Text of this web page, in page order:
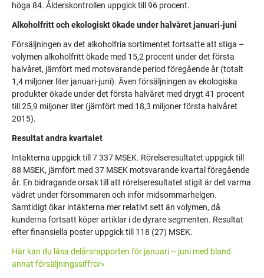
höga 84. Ålderskontrollen uppgick till 96 procent.
Alkoholfritt och ekologiskt ökade under halvåret januari-juni
Försäljningen av det alkoholfria sortimentet fortsatte att stiga –
volymen alkoholfritt ökade med 15,2 procent under det första
halvåret, jämfört med motsvarande period föregående år (totalt
1,4 miljoner liter januari-juni). Även försäljningen av ekologiska
produkter ökade under det första halvåret med drygt 41 procent
till 25,9 miljoner liter (jämfört med 18,3 miljoner första halvåret
2015).
Resultat andra kvartalet
Intäkterna uppgick till 7 337 MSEK. Rörelseresultatet uppgick till
88 MSEK, jämfört med 37 MSEK motsvarande kvartal föregående
år. En bidragande orsak till att rörelseresultatet stigit är det varma
vädret under försommaren och inför midsommarhelgen.
Samtidigt ökar intäkterna mer relativt sett än volymen, då
kunderna fortsatt köper artiklar i de dyrare segmenten. Resultat
efter finansiella poster uppgick till 118 (27) MSEK.
Här kan du läsa delårsrapporten för januari – juni med bland
annat försäljningssiffror»